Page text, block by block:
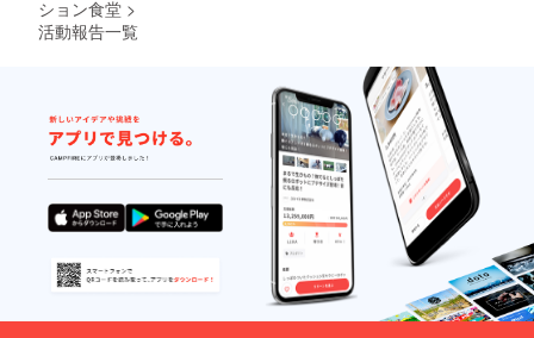
および
損害賠
償費は
すべて
お客様
に ご負
担いた
だきま
す。ま
た、会
場内に
おきま
してお
客様の
ション食堂 >
活動報告一覧